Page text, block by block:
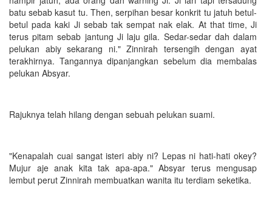
batu sebab kasut tu. Then, serpihan besar konkrit tu jatuh betul-
betul pada kaki Ji sebab tak sempat nak elak. At that time, Ji
terus pitam sebab jantung Ji laju gila. Sedar-sedar dah dalam
pelukan abiy sekarang ni." Zinnirah tersengih dengan ayat
terakhirnya. Tangannya dipanjangkan sebelum dia membalas
pelukan Absyar.
Rajuknya telah hilang dengan sebuah pelukan suami.
"Kenapalah cuai sangat isteri abiy ni? Lepas ni hati-hati okey?
Mujur aje anak kita tak apa-apa." Absyar terus mengusap
lembut perut Zinnirah membuatkan wanita itu terdiam seketika.